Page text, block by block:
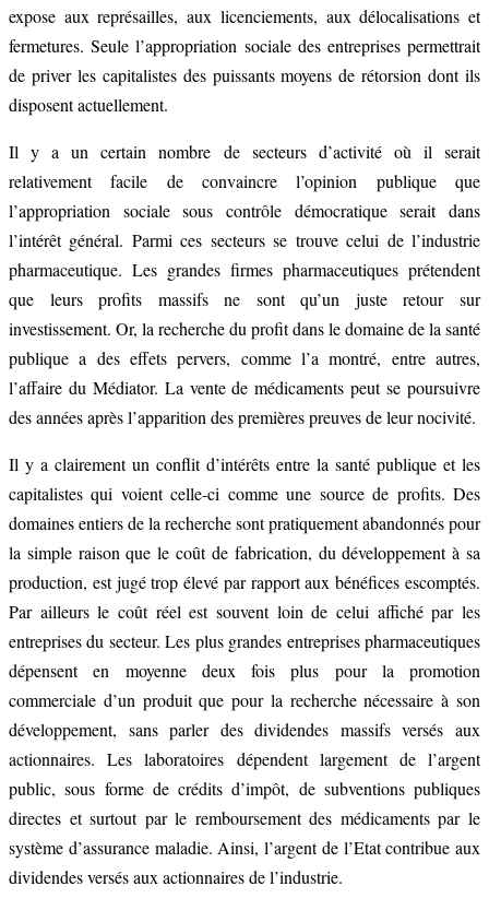
expose aux représailles, aux licenciements, aux délocalisations et
fermetures. Seule l’appropriation sociale des entreprises permettrait
de priver les capitalistes des puissants moyens de rétorsion dont ils
disposent actuellement.
Il y a un certain nombre de secteurs d’activité où il serait
relativement facile de convaincre l’opinion publique que
l’appropriation sociale sous contrôle démocratique serait dans
l’intérêt général. Parmi ces secteurs se trouve celui de l’industrie
pharmaceutique. Les grandes firmes pharmaceutiques prétendent
que leurs profits massifs ne sont qu’un juste retour sur
investissement. Or, la recherche du profit dans le domaine de la santé
publique a des effets pervers, comme l’a montré, entre autres,
l’affaire du Médiator. La vente de médicaments peut se poursuivre
des années après l’apparition des premières preuves de leur nocivité.
Il y a clairement un conflit d’intérêts entre la santé publique et les
capitalistes qui voient celle-ci comme une source de profits. Des
domaines entiers de la recherche sont pratiquement abandonnés pour
la simple raison que le coût de fabrication, du développement à sa
production, est jugé trop élevé par rapport aux bénéfices escomptés.
Par ailleurs le coût réel est souvent loin de celui affiché par les
entreprises du secteur. Les plus grandes entreprises pharmaceutiques
dépensent en moyenne deux fois plus pour la promotion
commerciale d’un produit que pour la recherche nécessaire à son
développement, sans parler des dividendes massifs versés aux
actionnaires. Les laboratoires dépendent largement de l’argent
public, sous forme de crédits d’impôt, de subventions publiques
directes et surtout par le remboursement des médicaments par le
système d’assurance maladie. Ainsi, l’argent de l’Etat contribue aux
dividendes versés aux actionnaires de l’industrie.